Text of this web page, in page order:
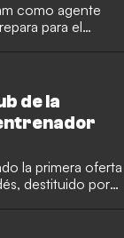
como agente
para el
inglés.
de la
la primera oferta
destituido por
principales